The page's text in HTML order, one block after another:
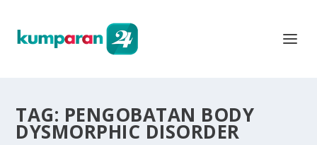
TAG: PENGOBATAN BODY
DYSMORPHIC DISORDER